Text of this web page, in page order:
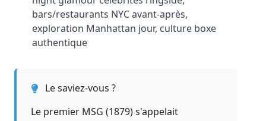
bars/restaurants NYC avant-après,
exploration Manhattan jour, culture boxe
authentique
Le saviez-vous ?
Le premier MSG (1879) s'appelait